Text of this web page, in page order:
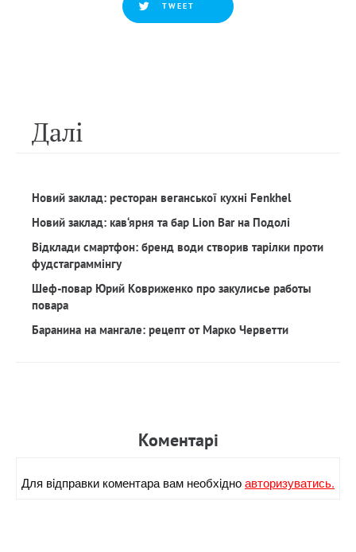
TWEET
Далi
Новий заклад: ресторан веганської кухні Fenkhel
Новий заклад: кав‘ярня та бар Lion Bar на Подолі
Відклади смартфон: бренд води створив тарілки проти
фудстаграммінгу
Шеф-повар Юрий Ковриженко про закулисье работы
повара
Баранина на мангале: рецепт от Марко Черветти
Коментарi
Для вiдправки коментара вам необхiдноавторизуватись.